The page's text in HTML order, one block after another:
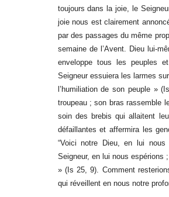
toujours dans la joie, le
joie nous est clairement
par des passages du même
semaine de l’Avent. Dieu lui-
enveloppe tous les peuples
Seigneur essuiera les larmes
l’humiliation de son peuple »
troupeau ; son bras rassemble
soin des brebis qui allaitent
défaillantes et affermira les
“Voici notre Dieu, en lui
Seigneur, en lui nous espérions
» (Is 25, 9). Comment
qui réveillent en nous notre